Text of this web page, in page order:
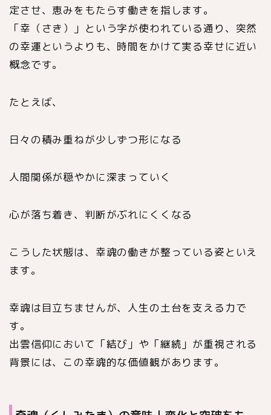
定させ、恵みをもたらす働きを指します。
「幸（さき）」という字が使われている通り、突然
の幸運というよりも、時間をかけて実る幸せに近い
概念です。
たとえば、
日々の積み重ねが少しずつ形になる
人間関係が穏やかに深まっていく
心が落ち着き、判断がぶれにくくなる
こうした状態は、幸魂の働きが整っている姿といえ
ます。
幸魂は目立ちませんが、人生の土台を支える力で
す。
出雲信仰において「結び」や「継続」が重視される
背景には、この幸魂的な価値観があります。